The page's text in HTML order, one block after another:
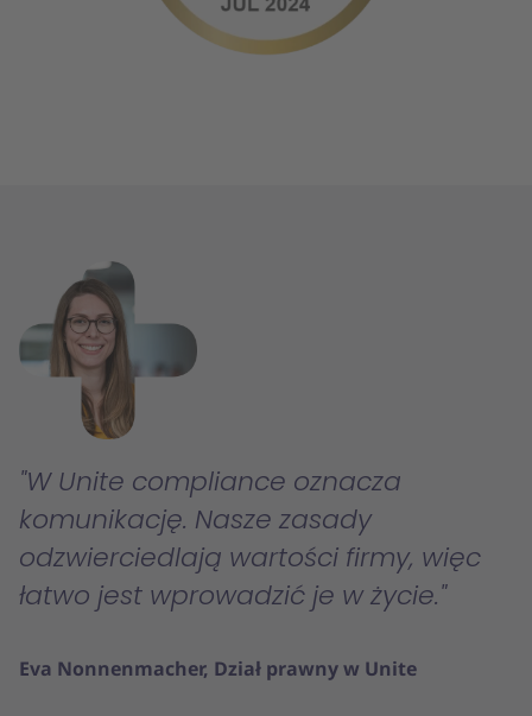
W Unite compliance oznacza
komunikację. Nasze zasady
odzwierciedlają wartości firmy, więc
łatwo jest wprowadzić je w życie.
Eva Nonnenmacher, Dział prawny w Unite